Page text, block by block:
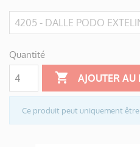
Quantité
 AJOUTER AU
Ce produit peut uniquement